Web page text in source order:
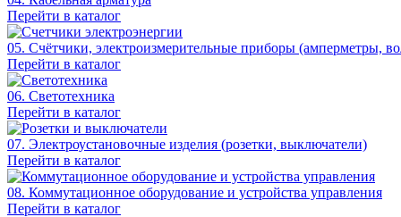
Перейти в каталог
05. Счётчики, электроизмерительные приборы (амперметры,
Перейти в каталог
06. Светотехника
Перейти в каталог
07. Электроустановочные изделия (розетки, выключатели)
Перейти в каталог
08. Коммутационное оборудование и устройства управления
Перейти в каталог